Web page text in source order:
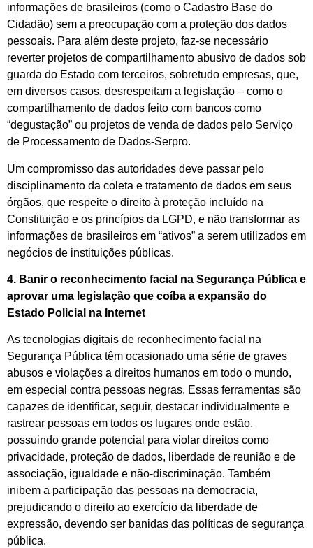
informações de brasileiros (como o Cadastro Base do
Cidadão) sem a preocupação com a proteção dos dados
pessoais. Para além deste projeto, faz-se necessário
reverter projetos de compartilhamento abusivo de dados sob
guarda do Estado com terceiros, sobretudo empresas, que,
em diversos casos, desrespeitam a legislação – como o
compartilhamento de dados feito com bancos como
“degustação” ou projetos de venda de dados pelo Serviço
de Processamento de Dados-Serpro.
Um compromisso das autoridades deve passar pelo
disciplinamento da coleta e tratamento de dados em seus
órgãos, que respeite o direito à proteção incluído na
Constituição e os princípios da LGPD, e não transformar as
informações de brasileiros em “ativos” a serem utilizados em
negócios de instituições públicas.
4. Banir o reconhecimento facial na Segurança Pública e
aprovar uma legislação que coíba a expansão do
Estado Policial na Internet
As tecnologias digitais de reconhecimento facial na
Segurança Pública têm ocasionado uma série de graves
abusos e violações a direitos humanos em todo o mundo,
em especial contra pessoas negras. Essas ferramentas são
capazes de identificar, seguir, destacar individualmente e
rastrear pessoas em todos os lugares onde estão,
possuindo grande potencial para violar direitos como
privacidade, proteção de dados, liberdade de reunião e de
associação, igualdade e não-discriminação. Também
inibem a participação das pessoas na democracia,
prejudicando o direito ao exercício da liberdade de
expressão, devendo ser banidas das políticas de segurança
pública.